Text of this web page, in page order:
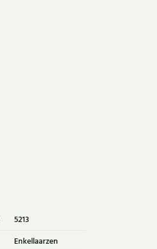
5213
Enkellaarzen